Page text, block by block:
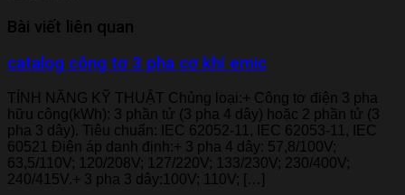
Bài viết liên quan
catalog công tơ 3 pha cơ khí emic
TÍNH NĂNG KỸ THUẬT Chủng loại:+ Công tơ điện 3 pha
hữu công(kWh): 3 phần tử (3 pha 4 dây) hoặc 2 phần tử (3
pha 3 dây). Tiêu chuẩn: IEC 62052-11, IEC 62053-11, IEC
60521 Điện áp danh định:+ 3 pha 4 dây: 57,8/100V;
63,5/110V; 120/208V; 127/220V; 133/230V; 230/400V;
240/415V.+ 3 pha 3 dây:100V; 110V; […]